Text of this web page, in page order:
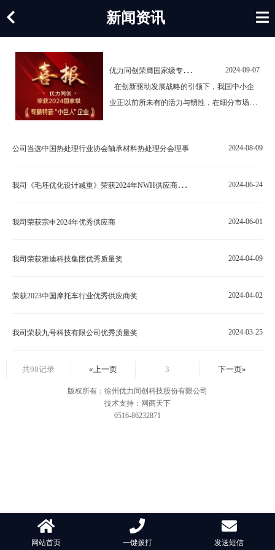
新闻资讯
优
力同创荣膺国家级专精特新"小巨人"企业称号
2024-09-07
在创新驱动发展战略的引领下，我国中小企
业正以前所未有的活力与韧性，在细分市场中
越表现与持续创新，成功通过国家工业和信息
人”企业称号公示，…
公司当选中国热处理行业协会轴承材料热处理分会理事 2024-08-09
我
司《毛坯优化设计减重》荣获2024年NWH供应商专场“铜奖课题” 2024-06-24
我司荣获宗申2024年优秀供应商 2024-06-01
我司荣获雅迪科技集团优秀质量奖 2024-04-09
荣获2023中国摩托车行业优秀供应商奖 2024-04-02
我司荣获九号科技有限公司优秀质量奖 2024-03-25
共98记录 «上一页 3 下一页»
版权所有：徐州优力同创科技股份有限公司
技术支持：网商天下
0516-86232871
网站首页 一键拨打 发送短信